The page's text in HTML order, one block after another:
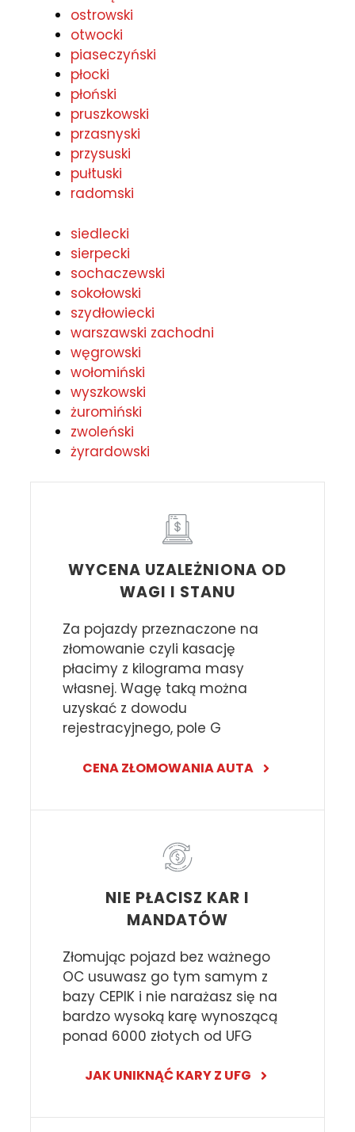
ostrowski
otwocki
piaseczyński
płocki
płoński
pruszkowski
przasnyski
przysuski
pułtuski
radomski
siedlecki
sierpecki
sochaczewski
sokołowski
szydłowiecki
warszawski zachodni
węgrowski
wołomiński
wyszkowski
żuromiński
zwoleński
żyrardowski
WYCENA UZALEŻNIONA OD
WAGI I STANU
Za pojazdy przeznaczone na
złomowanie czyli kasację
płacimy z kilograma masy
własnej. Wagę taką można
uzyskać z dowodu
rejestracyjnego, pole G
CENA ZŁOMOWANIA AUTA
NIE PŁACISZ KAR I
MANDATÓW
Złomując pojazd bez ważnego
OC usuwasz go tym samym z
bazy CEPIK i nie narażasz się na
bardzo wysoką karę wynoszącą
ponad 6000 złotych od UFG
JAK UNIKNĄĆ KARY Z UFG